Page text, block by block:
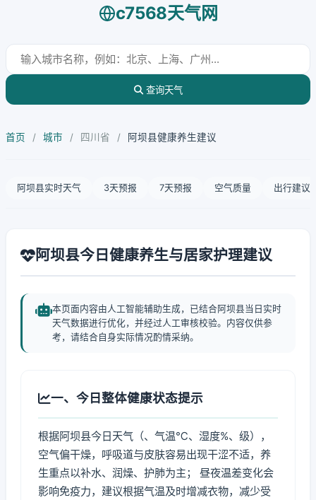
c7568天气网
查询天气
首页 / 城市 / 四川省 / 阿坝县健康养生建议
阿坝县实时天气 3天预报 7天预报 空气质量 出行建议
阿坝县今日健康养生与居家护理建议
本页面内容由人工智能辅助生成，已结合阿坝县当日实时
天气数据进行优化，并经过人工审核校验。内容仅供参
考，请结合自身实际情况酌情采纳。
一、今日整体健康状态提示
根据阿坝县今日天气（、气温℃、湿度%、级），
空气偏干燥，呼吸道与皮肤容易出现干涩不适，养
生重点以补水、润燥、护肺为主； 昼夜温差变化会
影响免疫力，建议根据气温及时增减衣物，减少受